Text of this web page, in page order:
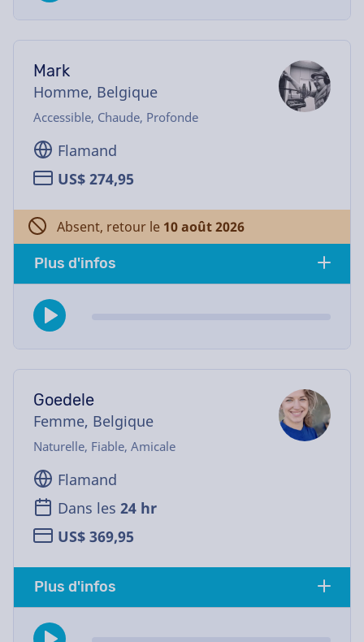
Mark
Homme, Belgique
Accessible, Chaude, Profonde
Flamand
US$ 274,95
Absent, retour le 10 août 2026
Plus d'infos
Goedele
Femme, Belgique
Naturelle, Fiable, Amicale
Flamand
Dans les 24 hr
US$ 369,95
Plus d'infos